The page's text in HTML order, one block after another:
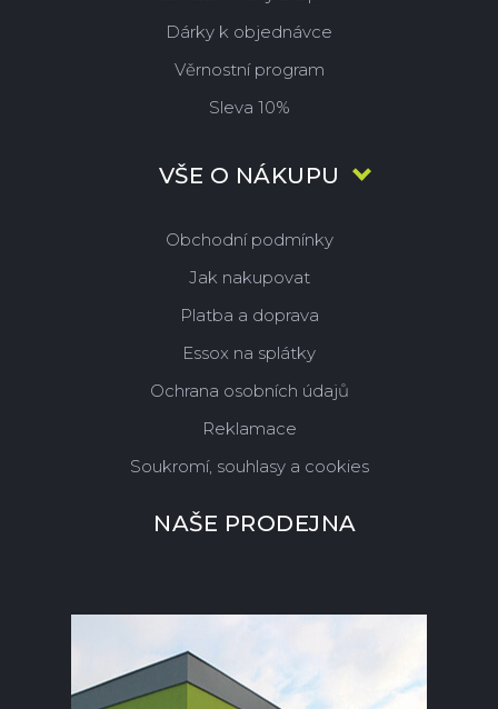
Dárky k objednávce
Věrnostní program
Sleva 10%
VŠE O NÁKUPU
Obchodní podmínky
Jak nakupovat
Platba a doprava
Essox na splátky
Ochrana osobních údajů
Reklamace
Soukromí, souhlasy a cookies
NAŠE PRODEJNA